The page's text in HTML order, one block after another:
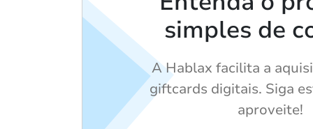
simples de
A Hablax facilita a
giftcards digitais. Siga
aproveite!